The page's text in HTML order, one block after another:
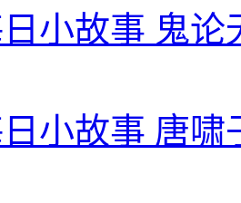
日小故事 鬼
日小故事 唐